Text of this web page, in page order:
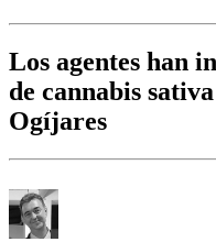
Los agentes han
de cannabis
Ogíjares